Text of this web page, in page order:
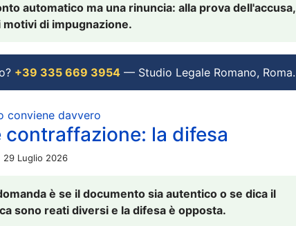
automatico ma una rinuncia: alla prova dell'accusa,
di impugnazione.
+39 335 669 3954 — Studio Legale Romano, Roma.
conviene davvero
contraffazione: la difesa
29 Luglio 2026
è se il documento sia autentico o se dica il
sono reati diversi e la difesa è opposta.